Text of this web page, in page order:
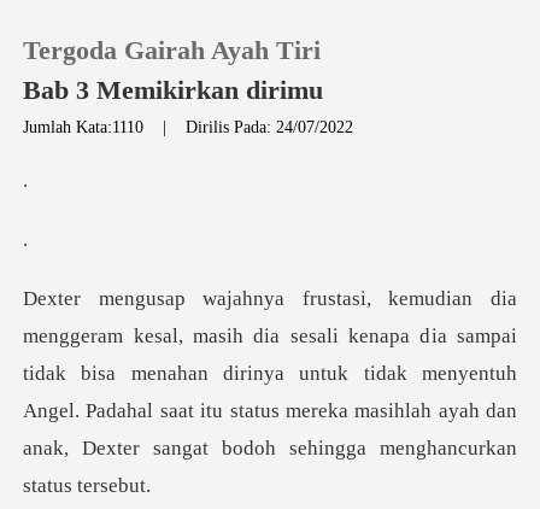
Riwayat Membaca
Unduh Aplikasi
Tergoda Gairah Ayah Tiri
Bab 3 Memikirkan dirimu
Jumlah Kata:1110 |Dirilis Pada: 24/07/2022
ia sampai
tidak bisa menahan dirinya untuk tidak menyentuh
Angel. Padahal saat itu status